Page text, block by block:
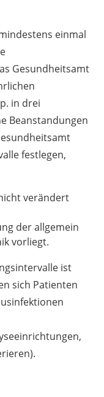
einmal
Gesundheitsamt
in drei
Beanstandungen
festlegen,
verändert
der allgemein
vorliegt.
ist
sich Patienten